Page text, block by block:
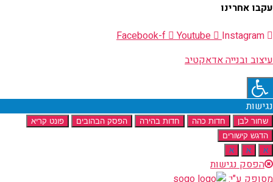
עקבו אחרינו
Facebook-f
Youtube
Instagram
עיצוב ובנייה אדאקטיב
נגישות
שחור לבן חדות כהה חדות בהירה הפסק הבהובים
פונט קריא
הדגש קישורים
א
א א
הפסק נגישות
מסופק ע"י: